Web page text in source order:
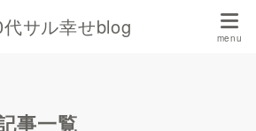
サル幸せblog
事一覧